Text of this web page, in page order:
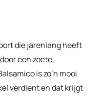
die jarenlang heeft
een zoete,
is zo’n mooi
verdient en dat krijgt